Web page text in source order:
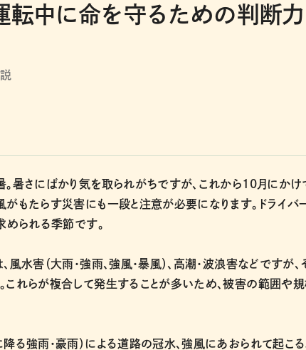
転中に命を守るための判断力
暑さにばかり気を取られがちですが、これから10月にかけ
もたらす災害にも一段と注意が必要になります。ドライバ
められる季節です。
水害（大雨・強雨、強風・暴風）、高潮・波浪害などですが、
れらが複合して発生することが多いため、被害の範囲や
る強雨・豪雨）による道路の冠水、強風にあおられて起こ